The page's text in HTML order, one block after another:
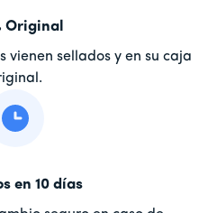
Original
vienen sellados y en su caja
en 10 días